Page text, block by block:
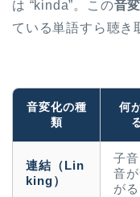
は “kinda”。この音
ている単語すら聴き
音変化の種
類
何
連結（Lin
king）
子
音
がる